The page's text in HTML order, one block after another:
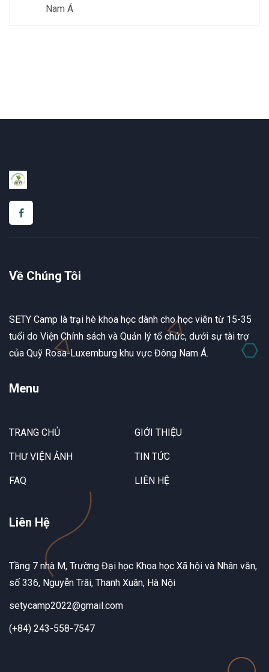
Nam Á
Về Chúng Tôi
SETY Camp là trại hè khoa học dành cho học viên từ 15-35
tuổi do Viện Chính sách và Quản lý tổ chức, dưới sự tài trợ
của Quỹ Rosa-Luxemburg khu vực Đông Nam Á.
Menu
TRANG CHỦ GIỚI THIỆU
THƯ VIỆN ẢNH TIN TỨC
FAQ LIÊN HỆ
Liên Hệ
Tầng 7 nhà M, Trường Đại học Khoa học Xã hội và Nhân văn,
số 336, Nguyễn Trãi, Thanh Xuân, Hà Nội
setycamp2022@gmail.com
(+84) 243-558-7547